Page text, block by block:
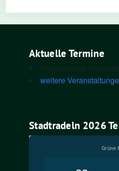
Aktuelle Termine
Derzeit keine
weitere
Stadtradeln 2026